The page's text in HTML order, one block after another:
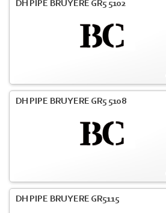
DH PIPE BRUYERE GR5 5102
DH PIPE BRUYERE GR5 5108
DH PIPE BRUYERE GR5115